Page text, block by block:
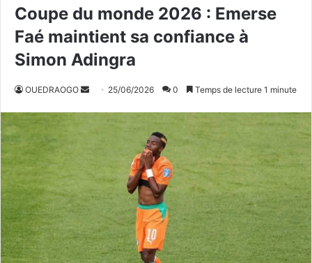
Coupe du monde 2026 : Emerse
Faé maintient sa confiance à
Simon Adingra
OUEDRAOGO
r
c
o
25/06/2026 0 Temps de lecture 1 minute